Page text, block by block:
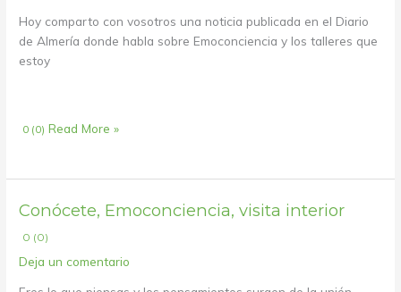
Hoy comparto con vosotros una noticia publicada en el Diario
de Almería donde habla sobre Emoconciencia y los talleres que
estoy
Talleres
para
encontrar
0 (0) Read More »
Conócete, Emoconciencia, visita interior
0 (0)
Deja un comentario
Conócete,
visita
interior